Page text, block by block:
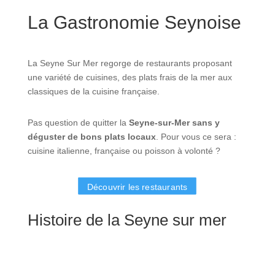
La Gastronomie Seynoise
La Seyne Sur Mer regorge de restaurants proposant
une variété de cuisines, des plats frais de la mer aux
classiques de la cuisine française.
Pas question de quitter la Seyne-sur-Mer sans y
déguster de bons plats locaux. Pour vous ce sera :
cuisine italienne, française ou poisson à volonté ?
Découvrir les restaurants
Histoire de la Seyne sur mer